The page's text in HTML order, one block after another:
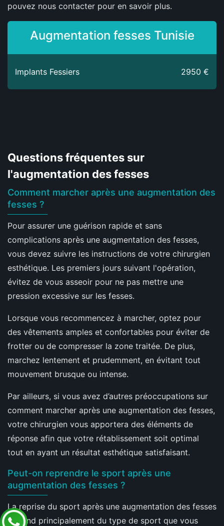
pouvez nous contacter pour en savoir plus.
Augmentation fesses Tunisie
Implants Fessiers 2950 €
Questions fréquentes sur
l'augmentation des fesses
Comment marcher après une augmentation des
fesses ?
Pour assurer une guérison rapide et sans
complications après une augmentation des fesses,
vous devez suivre les instructions de votre chirurgien
esthétique. Les premiers jours suivant l'opération,
évitez de vous asseoir pour ne pas mettre une
pression excessive sur les fesses.
Lorsque vous recommencez à marcher, optez pour
des vêtements amples et confortables pour éviter de
frotter ou de compresser la zone traitée. De plus,
marchez lentement et prudemment, en évitant tout
mouvement brusque ou intense.
Par ailleurs, si vous avez d’autres préoccupations sur
comment marcher après une augmentation des fesses,
votre chirurgien vous apportera des éléments de
réponse afin que votre rétablissement soit optimal
tout en ayant un résultat esthétique satisfaisant.
Peut-on reprendre le sport après une
augmentation des fesses ?
La reprise du sport après une augmentation des fesses
dépend principalement du type de sport que vous